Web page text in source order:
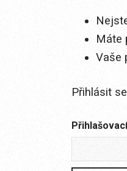
Máte
Vaše
Přihlásit